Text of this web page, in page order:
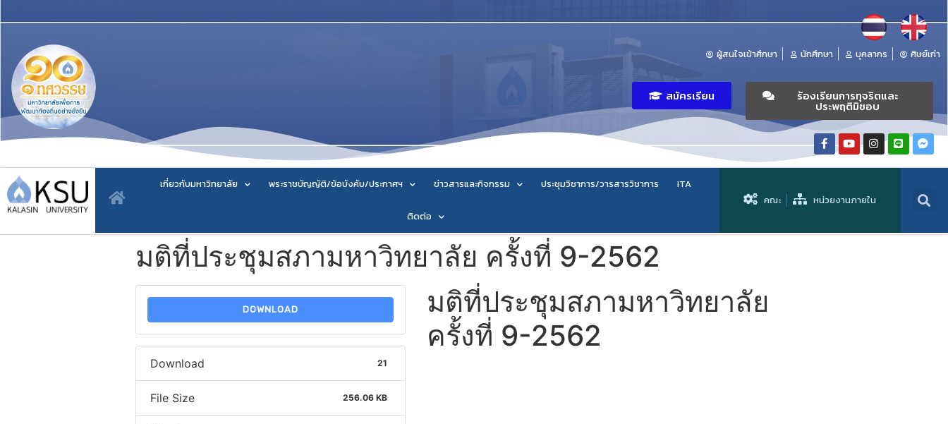
ผู้สนใจเข้าศึกษา นักศึกษา บุคลากร ศิษย์เก่า
สมัครเรียน ร้องเรียนการทุจริตและ
ประพฤติมิชอบ
เกี่ยวกับมหาวิทยาลัย พระราชบัญญัติ/ข้อบังคับ/ประกาศฯ ข่าวสารและกิจกรรม ประชุมวิชาการ/วารสารวิชาการ ITA
ติดต่อ
คณะ หน่วยงานภายใน
มติที่ประชุมสภามหาวิทยาลัย ครั้งที่ 9-2562
DOWNLOAD
Download 21
File Size 256.06 KB
มติที่ประชุมสภามหาวิทยาลัย
ครั้งที่ 9-2562